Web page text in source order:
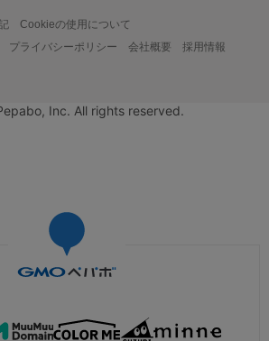
Cookieの使用について
プライバシーポリシー 会社概要
採用情報
Inc. All rights reserved.